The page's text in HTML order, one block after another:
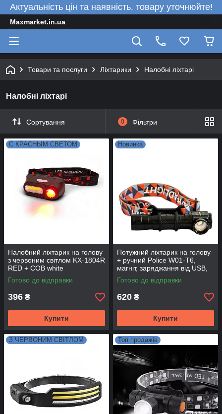
Актуальність цін та наявність. товару уточнюйте!
Maxmarket.in.ua
Товари та послуги Ліхтарики Налобні ліхтарі
Налобні ліхтарі
Сортування 0 Фільтри
С КРАСНЫМ СВЕТОМ
Налобний ліхтарик на голову
з червоним світлом KX-1804R
RED + COB white
Готово до відправки
396 ₴
Купити
Новинка
Потужний ліхтарик на голову
+ ручний Police W01-T6,
магніт, заряджання від USB,
вбудований акумулятор
Готово до відправки
620 ₴
Купити
З ЧЕРВОНИМ СВІТЛОМ Топ продажів